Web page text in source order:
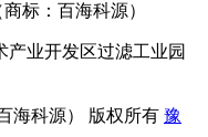
标：百海科源）
业开发区过滤工业园
海科源） 版权所有 豫